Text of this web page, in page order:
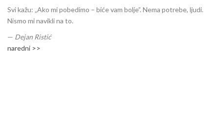
Svi kažu: „Ako mi pobedimo – biće vam bolje”. Nema potrebe, ljudi.
Nismo mi navikli na to.
— Dejan Ristić
naredni >>